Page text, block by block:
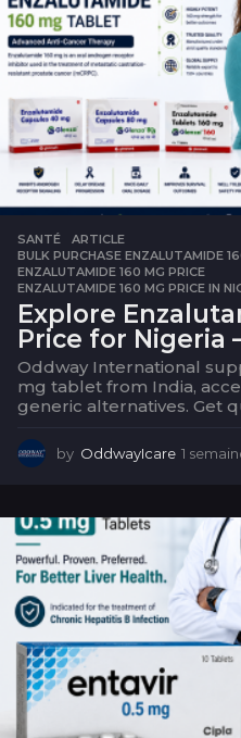
SANTÉ ARTICLE
BULK PURCHASE ENZALUTAMIDE
ENZALUTAMIDE 160 MG PRICE
ENZALUTAMIDE 160 MG PRICE IN
Explore
Price for Nigeria
Oddway International
mg tablet from India,
generic alternatives. Get
by OddwayIcare 1